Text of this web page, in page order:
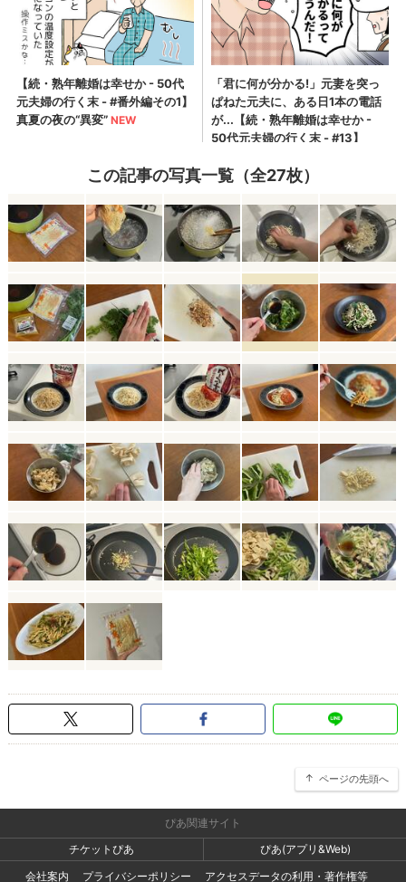
この記事の写真一覧（全27枚）
ページの先頭へ
ぴあ関連サイト
チケットぴあ
ぴあ(アプリ&Web)
会社案内
プライバシーポリシー アクセスデータの利用・著作権等